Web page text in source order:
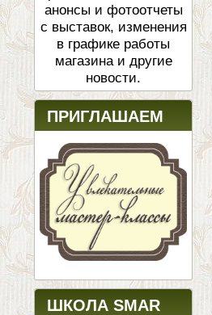
анонсы и фотоотчеты
с выставок, изменения
в графике работы
магазина и другие
новости.
ПРИГЛАШАЕМ
ШКОЛА SMAR